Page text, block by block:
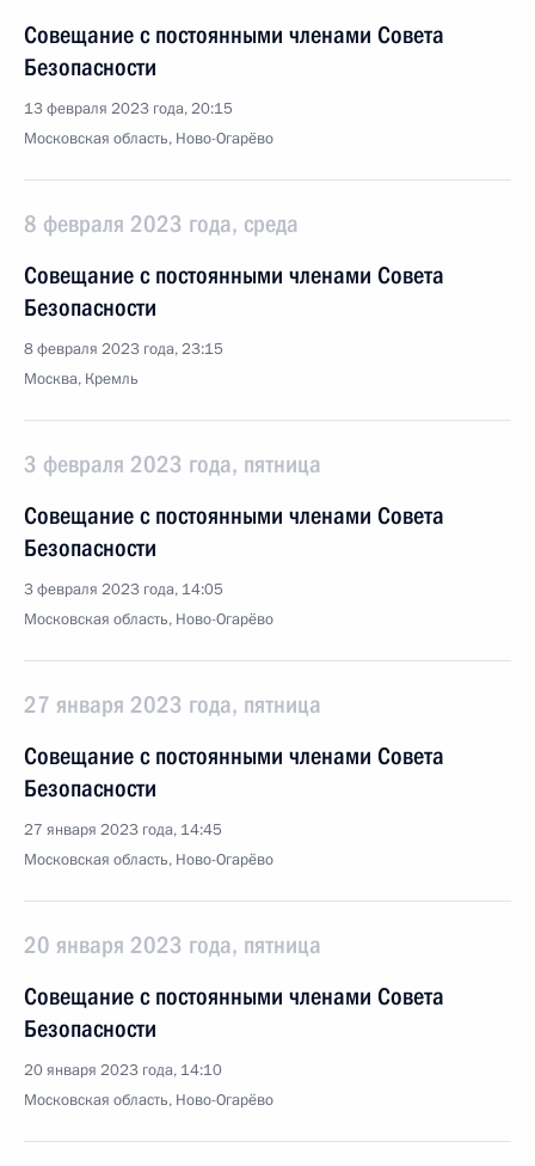
Совещание с постоянными членами Совета
Безопасности
13 февраля 2023 года, 20:15
Московская область, Ново-Огарёво
8 февраля 2023 года, среда
Совещание с постоянными членами Совета
Безопасности
8 февраля 2023 года, 23:15
Москва, Кремль
3 февраля 2023 года, пятница
Совещание с постоянными членами Совета
Безопасности
3 февраля 2023 года, 14:05
Московская область, Ново-Огарёво
27 января 2023 года, пятница
Совещание с постоянными членами Совета
Безопасности
27 января 2023 года, 14:45
Московская область, Ново-Огарёво
20 января 2023 года, пятница
Совещание с постоянными членами Совета
Безопасности
20 января 2023 года, 14:10
Московская область, Ново-Огарёво